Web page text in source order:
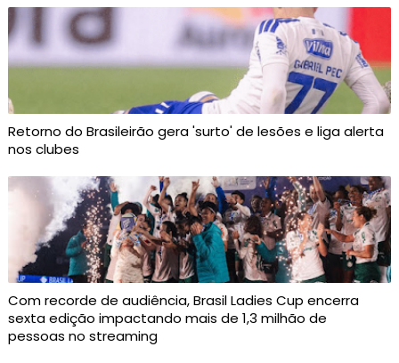
Retorno do Brasileirão gera 'surto' de lesões e liga alerta
nos clubes
Com recorde de audiência, Brasil Ladies Cup encerra
sexta edição impactando mais de 1,3 milhão de
pessoas no streaming